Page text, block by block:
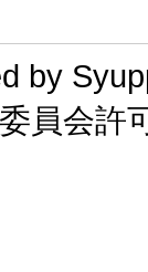
by
員会許